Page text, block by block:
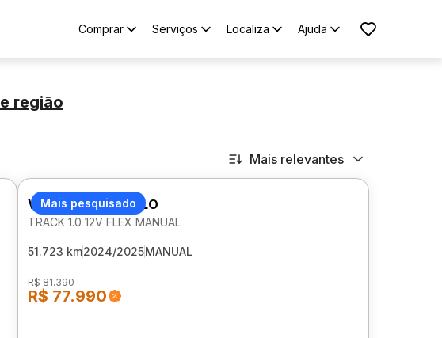
Comprar Serviços Localiza Ajuda
e região
Mais relevantes
Mais pesquisado
VOLKSWAGEN POLO
TRACK 1.0 12V FLEX MANUAL
51.723 km2024/2025MANUAL
R$ 81.390
R$ 77.990